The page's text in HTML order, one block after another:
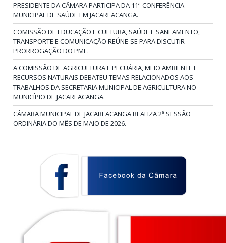
PRESIDENTE DA CÂMARA PARTICIPA DA 11ª CONFERÊNCIA
MUNICIPAL DE SAÚDE EM JACAREACANGA.
COMISSÃO DE EDUCAÇÃO E CULTURA, SAÚDE E SANEAMENTO,
TRANSPORTE E COMUNICAÇÃO REÚNE-SE PARA DISCUTIR
PRORROGAÇÃO DO PME.
A COMISSÃO DE AGRICULTURA E PECUÁRIA, MEIO AMBIENTE E
RECURSOS NATURAIS DEBATEU TEMAS RELACIONADOS AOS
TRABALHOS DA SECRETARIA MUNICIPAL DE AGRICULTURA NO
MUNICÍPIO DE JACAREACANGA.
CÂMARA MUNICIPAL DE JACAREACANGA REALIZA 2ª SESSÃO
ORDINÁRIA DO MÊS DE MAIO DE 2026.